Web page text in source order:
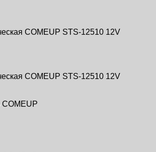
COMEUP STS-12510 12V
COMEUP STS-12510 12V
COMEUP